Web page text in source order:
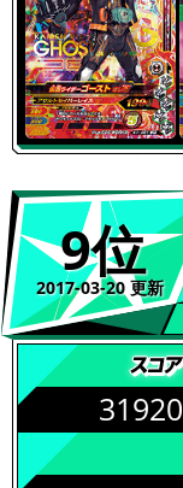
9位
2017-03-20 更新